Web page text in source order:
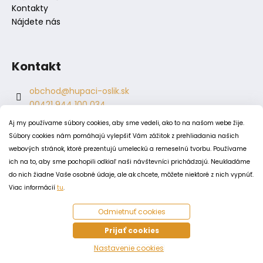
Aj my používame súbory cookies, aby sme vedeli, ako to na našom webe žije.
Súbory cookies nám pomáhajú vylepšiť Vám zážitok z prehliadania našich
webových stránok, ktoré prezentujú umeleckú a remeselnú tvorbu. Používame
ich na to, aby sme pochopili odkiaľ naši návštevníci prichádzajú. Neukladáme
do nich žiadne Vaše osobné údaje, ale ak chcete, môžete niektoré z nich vypnúť.
Viac informácií tu.
Odmietnuť cookies
Prijať cookies
Nastavenie cookies
Kontakty
Nájdete nás
Kontakt
obchod@hupaci-oslik.sk
00421 944 100 034
00421 944 904 704
hupaci.oslik
dagmar.juricova
PODMIENKY
Odstúpenie od zmluvy
Zásady spracovania a ochrany osobných údajov
Zásady používania súborov cookie